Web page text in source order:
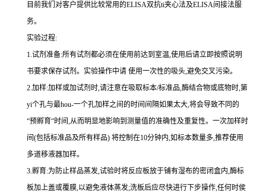
目前我们对客户提供比较常用的ELISA双抗ti夹心法及ELISA间接法服
务。
实验过程:
1.试剂准备:所有试剂都必须在使用前达到室温,使用后请立即按照说明
书要求保存试剂。实验操作中请 使用一次性的吸头,避免交叉污染。
2.加样:加样或加试剂时,请注意在吸取标本/标准品,酶结合物或底物时,第
yi个孔与最hou-一个孔加样之间的时间间隔如果太大,将会导致不同的
“预孵育“时间 ,从而明显地影响到测量值的准确性及重复性。 一次加样时
间 (包括标准品及所有样品) 将控制在10分钟内,如标本数量多,推荐使用
多道移液器加样。
3.孵育:为防止样品蒸发,试验时将反应板放于铺有湿布的密闭盒内,酶标
板加上盖或覆膜,以避免液体蒸发;洗板后应尽快进行下步操作,任何时侯